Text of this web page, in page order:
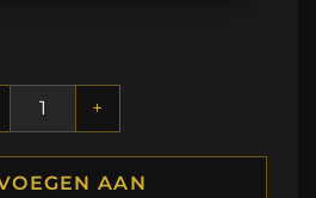
+
AAN